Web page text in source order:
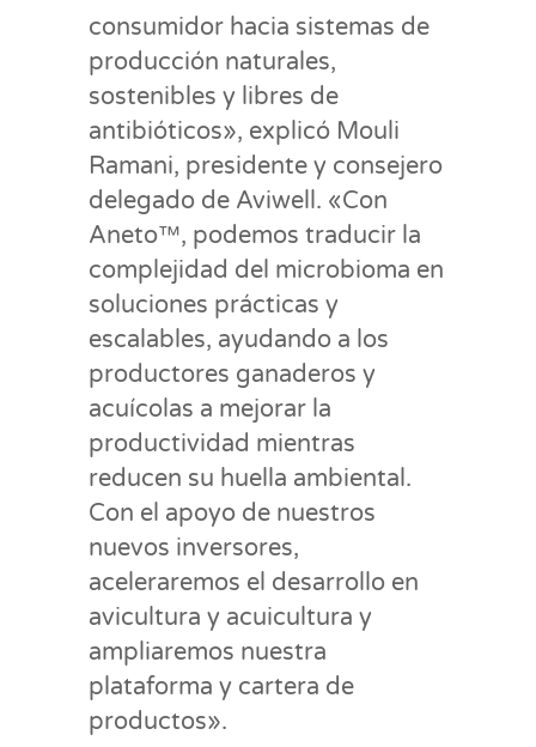
consumidor hacia sistemas de
producción naturales,
sostenibles y libres de
antibióticos», explicó Mouli
Ramani, presidente y consejero
delegado de Aviwell. «Con
Aneto™, podemos traducir la
complejidad del microbioma en
soluciones prácticas y
escalables, ayudando a los
productores ganaderos y
acuícolas a mejorar la
productividad mientras
reducen su huella ambiental.
Con el apoyo de nuestros
nuevos inversores,
aceleraremos el desarrollo en
avicultura y acuicultura y
ampliaremos nuestra
plataforma y cartera de
productos».